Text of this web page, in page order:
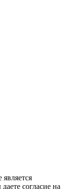
согласие на